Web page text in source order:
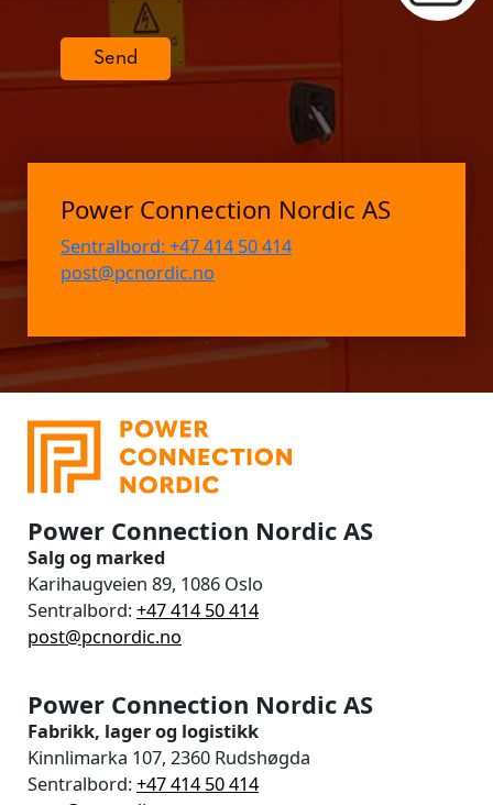
Send
Power Connection Nordic AS
Sentralbord: +47 414 50 414
post@pcnordic.no
Power Connection Nordic AS
Salg og marked
Karihaugveien 89, 1086 Oslo
Sentralbord:+47 414 50 414
post@pcnordic.no
Power Connection Nordic AS
Fabrikk, lager og logistikk
Kinnlimarka 107, 2360 Rudshøgda
Sentralbord:+47 414 50 414